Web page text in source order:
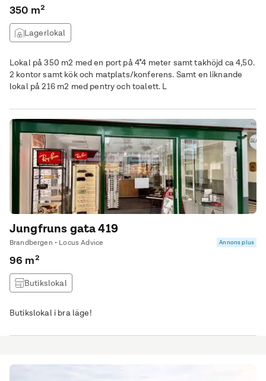
350 m²
Lagerlokal
Lokal på 350 m2 med en port på 4*4 meter samt takhöjd ca 4,50.
2 kontor samt kök och matplats/konferens. Samt en liknande
lokal på 216 m2 med pentry och toalett. L
Jungfruns gata 419
Brandbergen • Locus Advice Annons plus
96 m²
Butikslokal
Butikslokal i bra läge!